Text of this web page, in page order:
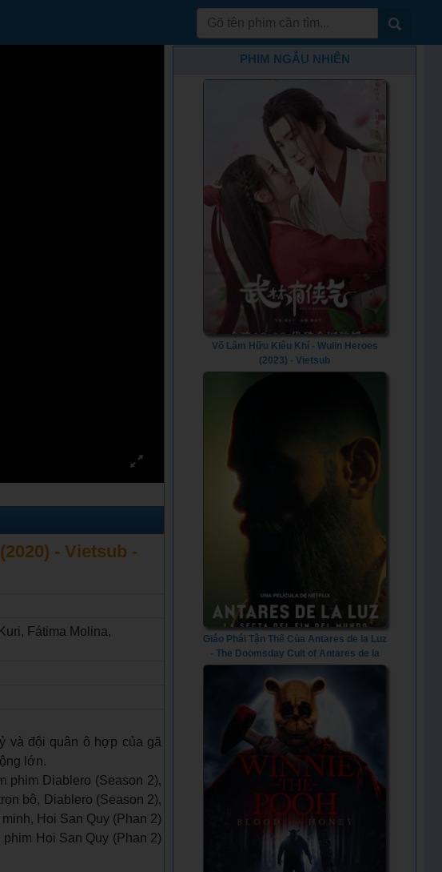
- Vietsub -
Fátima Molina,
và đội quân ô hợp của gã
lớn.
phim Diablero (Season 2),
bộ, Diablero (Season 2),
Hoi San Quy (Phan 2)
Hoi San Quy (Phan 2)
PHIM NGẪU NHIÊN
Võ Lâm Hữu Kiêu Khí - Wulin Heroes
(2023) - Vietsub
Giáo Phái Tận Thế Của Antares de la Luz
- The Doomsday Cult of Antares de la
Luz (2024) - Vietsub